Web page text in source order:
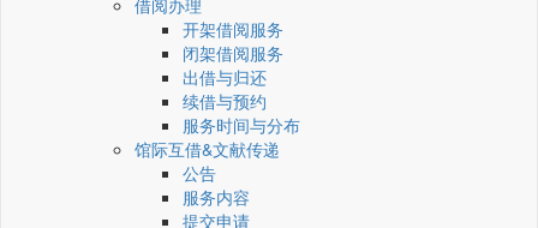
借阅办理
开架借阅服务
闭架借阅服务
出借与归还
续借与预约
服务时间与分布
馆际互借&文献传递
公告
服务内容
提交申请